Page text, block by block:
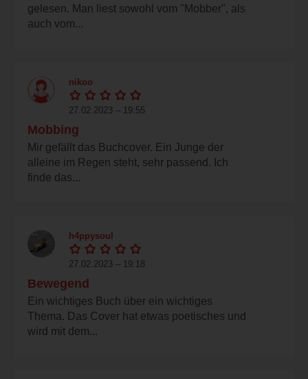
gelesen. Man liest sowohl vom "Mobber", als
auch vom...
nikoo
27.02.2023 – 19:55
Mobbing
Mir gefällt das Buchcover. Ein Junge der
alleine im Regen steht, sehr passend. Ich
finde das...
h4ppysoul
27.02.2023 – 19:18
Bewegend
Ein wichtiges Buch über ein wichtiges
Thema. Das Cover hat etwas poetisches und
wird mit dem...